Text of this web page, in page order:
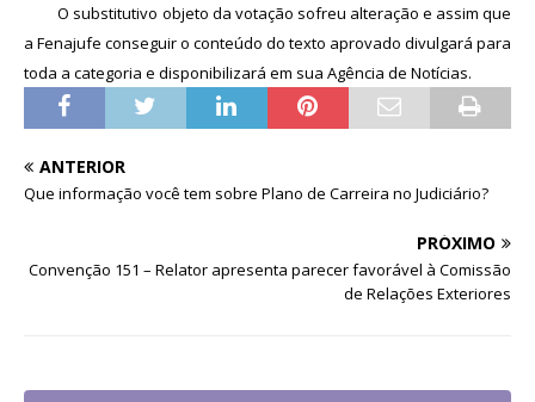
O substitutivo objeto da votação sofreu alteração e assim que
a Fenajufe conseguir o conteúdo do texto aprovado divulgará para
toda a categoria e disponibilizará em sua Agência de Notícias.
ANTERIOR
Que informação você tem sobre Plano de Carreira no Judiciário?
PRÓXIMO
Convenção 151 – Relator apresenta parecer favorável à Comissão
de Relações Exteriores